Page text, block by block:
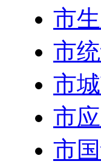
市
市
市
市
市